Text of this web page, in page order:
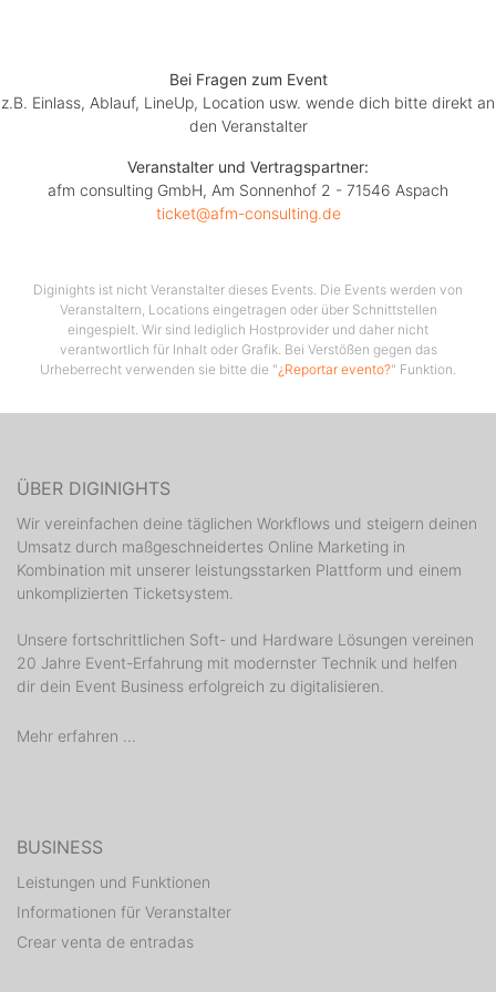
und werden Sie Teil eines unvergesslichen Abends
unter dem Sternenhimmel von Aspach!
Bitte beachten Sie:
Absage der Veranstaltung. Terminänderungen oder
Terminabsagen werden auf der
Webseite (www.kaenguruh.de) veröffentlicht. Kaufen
Sie Ihre Tickets nur bei den vom Veranstalter
Leistung ist ausschließlich ein Platz inbegriffen. Der
Verordnungen, ohne der Möglichkeit des Umtauschs
des Tickets. Kein Ersatz bei Ticketverlust. Umtausch
oder Rückgabe des Tickets nicht möglich. Diese
Eintrittskarte für das FANTASY Open Air dient Ihrer
Legitimation, bitte behalten Sie die Eintrittskarte
deshalb bis zum Verlassen des
Veranstaltungsgeländes. Beim Verlassen des Geländes
verliert die Karte ihre Gültigkeit. Das Mitbringen von
Dosen, sperrigen Gegenständen (größere Taschen
Veranstaltungsgelände. Es ist möglich, dass beim
Mitbringen von professionellen Foto-, Film-, Ton- und
Videoaufnahmegeräten und das Aufzeichnen des
Konzerts ist untersagt. Zuwiderhandlungen werden
Bei Fragen zum Event
z.B. Einlass, Ablauf, LineUp, Location usw. wende dich bitte direkt an
den Veranstalter
Veranstalter und Vertragspartner:
afm consulting GmbH, Am Sonnenhof 2 - 71546 Aspach
ticket@afm-consulting.de
Diginights ist nicht Veranstalter dieses Events. Die Events werden von
Veranstaltern, Locations eingetragen oder über Schnittstellen
eingespielt. Wir sind lediglich Hostprovider und daher nicht
verantwortlich für Inhalt oder Grafik. Bei Verstößen gegen das
Urheberrecht verwenden sie bitte die "¿Reportar evento?" Funktion.
ÜBER DIGINIGHTS
Wir vereinfachen deine täglichen Workflows und steigern deinen
Umsatz durch maßgeschneidertes Online Marketing in
Kombination mit unserer leistungsstarken Plattform und einem
unkomplizierten Ticketsystem.
Unsere fortschrittlichen Soft- und Hardware Lösungen vereinen
20 Jahre Event-Erfahrung mit modernster Technik und helfen
dir dein Event Business erfolgreich zu digitalisieren.
Mehr erfahren ...
BUSINESS
Leistungen und Funktionen
Informationen für Veranstalter
Crear venta de entradas